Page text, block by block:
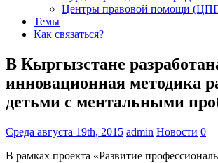
Центры правовой помощи
Темы
Как связаться?
В Кыргызстане
инновационная методика
детьми c ментальными
Среда августа 19th, 2015 admin Новости 0
В рамках проекта «Развитие